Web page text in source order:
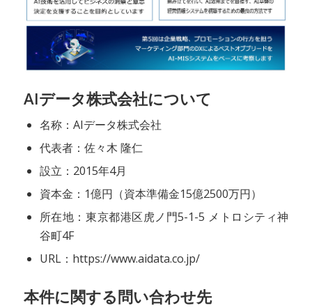
AIデータ株式会社について
名称：AIデータ株式会社
代表者：佐々木 隆仁
設立：2015年4月
資本金：1億円（資本準備金15億2500万円）
所在地：東京都港区虎ノ門5-1-5 メトロシティ神
谷町4F
URL：https://www.aidata.co.jp/
本件に関する問い合わせ先